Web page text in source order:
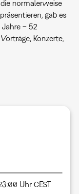
normalerweise
gab es
Jahre – 52
Konzerte,
Uhr CEST